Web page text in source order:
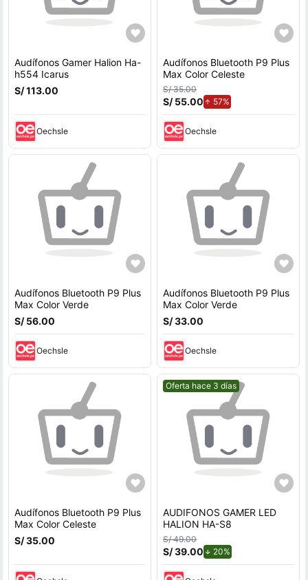
Audífonos Gamer Halion Ha-
h554 Icarus
S/ 113.00
Oechsle
Audífonos Bluetooth P9 Plus
Max Color Celeste
S/ 35.00
S/ 55.00 57%de aumento.
Oechsle
Audífonos Bluetooth P9 Plus
Max Color Verde
S/ 56.00
Oechsle
Audífonos Bluetooth P9 Plus
Max Color Verde
S/ 33.00
Oechsle
Audífonos Bluetooth P9 Plus
Max Color Celeste
S/ 35.00
Mejor precio.
Oferta hace 3 días
AUDIFONOS GAMER LED
HALION HA-S8
S/ 49.00
S/ 39.00 20%de descuento.